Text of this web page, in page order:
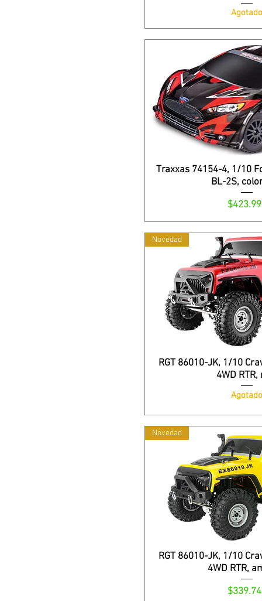
Traxxas 74154-4, 1/10
BL-2S,
Precio
Novedad
RGT 86010-JK, 1/10
4WD
Novedad
RGT 86010-JK, 1/10
4WD RTR,
Precio